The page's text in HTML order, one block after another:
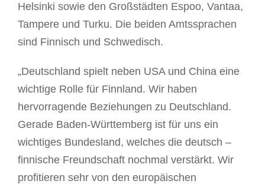
Helsinki sowie den Großstädten Espoo, Vantaa,
Tampere und Turku. Die beiden Amtssprachen
sind Finnisch und Schwedisch.
„Deutschland spielt neben USA und China eine
wichtige Rolle für Finnland. Wir haben
hervorragende Beziehungen zu Deutschland.
Gerade Baden-Württemberg ist für uns ein
wichtiges Bundesland, welches die deutsch –
finnische Freundschaft nochmal verstärkt. Wir
profitieren sehr von den europäischen